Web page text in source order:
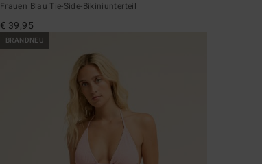
Frauen Blau Tie-Side-Bikiniunterteil
€ 39,95
BRANDNEU